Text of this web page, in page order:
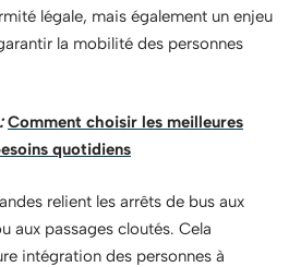
légale, mais également un enjeu
la mobilité des personnes
Comment choisir les meilleures
quotidiens
relient les arrêts de bus aux
aux passages cloutés. Cela
intégration des personnes à